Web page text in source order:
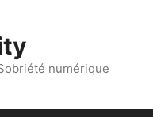
numérique